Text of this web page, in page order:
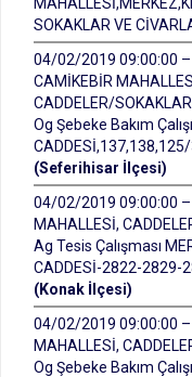
SOKAKLAR VE
04/02/2019 09:00:00
CAMİKEBİR
CADDELER/SOKAKLAR
Og Şebeke Bakım
(Seferihisar İlçesi)
04/02/2019 09:00:00
MAHALLESİ,
Ag Tesis Çalışması
CADDESİ-2822-2829-
(Konak İlçesi)
04/02/2019 09:00:00
MAHALLESİ,
Og Şebeke Bakım